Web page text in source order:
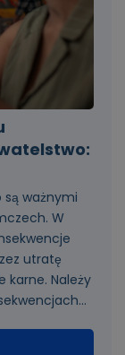
ważnymi
W
utratę
karne. Należy